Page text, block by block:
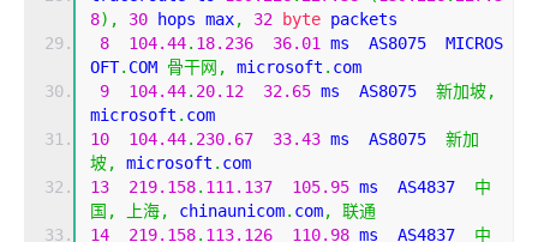
8), 30 hops max, 32 byte packets
8
104.44. 18.236 36.01
ms  AS8075  MICROS
OFT. COM 骨干网, microsoft . com
9
104.44. 20.12 32.65 ms  AS8075 新加坡,
microsoft . com
10
104.44. 230.67 33.43 ms  AS8075 新加
坡,
microsoft . com
13
219.158. 111.137 105.95 ms  AS4837 中
国,
上海, chinaunicom. com,
联通
14
219.158. 113.126 110.98 ms  AS4837 中